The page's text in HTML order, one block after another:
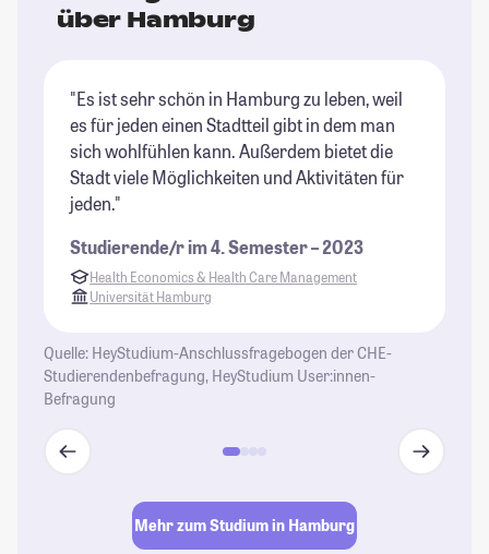
über Hamburg
"Es ist sehr schön in Hamburg zu leben, weil
es für jeden einen Stadtteil gibt in dem man
sich wohlfühlen kann. Außerdem bietet die
Stadt viele Möglichkeiten und Aktivitäten für
jeden."
Studierende/r im 4. Semester – 2023
Health Economics & Health Care Management
Universität Hamburg
Quelle: HeyStudium-Anschlussfragebogen der CHE-
Studierendenbefragung, HeyStudium User:innen-
Befragung
Mehr zum Studium in Hamburg